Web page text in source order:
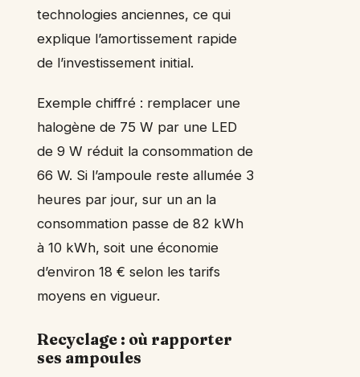
technologies anciennes, ce qui
explique l’amortissement rapide
de l’investissement initial.
Exemple chiffré : remplacer une
halogène de 75 W par une LED
de 9 W réduit la consommation de
66 W. Si l’ampoule reste allumée 3
heures par jour, sur un an la
consommation passe de 82 kWh
à 10 kWh, soit une économie
d’environ 18 € selon les tarifs
moyens en vigueur.
Recyclage : où rapporter
ses ampoules